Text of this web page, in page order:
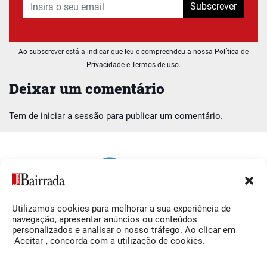
Utilizamos cookies para melhorar a sua experiência de
navegação, apresentar anúncios ou conteúdos
personalizados e analisar o nosso tráfego. Ao clicar em
"Aceitar", concorda com a utilização de cookies.
Deixar um comentário
Tem de iniciar a sessão para publicar um comentário.
Subscrever
Ao subscrever está a indicar que leu e compreendeu a nossa Política de
Privacidade e Termos de uso.
Siga-nos
Facebook
O Jornal da Bairrada
Contactos